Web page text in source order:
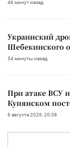
46 минут назад
Украинский
Шебекинского
54 минуты назад
При атаке ВСУ
Купянском
6 августа 2026, 20:38